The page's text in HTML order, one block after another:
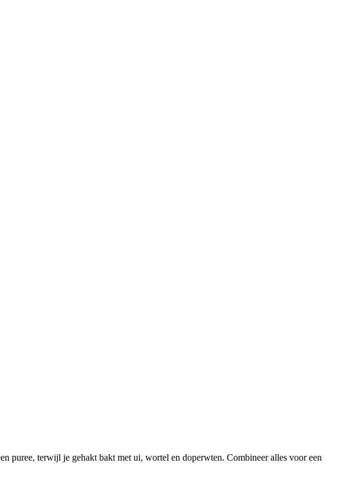
puree, terwijl je gehakt bakt met ui, wortel en doperwten. Combineer alles voor een